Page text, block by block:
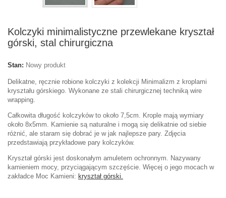
Kolczyki minimalistyczne przewlekane kryształ
górski, stal chirurgiczna
Stan: Nowy produkt
Delikatne, ręcznie robione kolczyki z kolekcji Minimalizm z kroplami
kryształu górskiego. Wykonane ze stali chirurgicznej techniką wire
wrapping.
Całkowita długość kolczyków to około 7,5cm. Krople mają wymiary
około 8x5mm. Kamienie są naturalne i mogą się delikatnie od siebie
różnić, ale staram się dobrać je w jak najlepsze pary. Zdjęcia
przedstawiają przykładowe pary kolczyków.
Kryształ górski jest doskonałym amuletem ochronnym. Nazywany
kamieniem mocy, przyciągającym szczęście. Więcej o jego mocach w
zakładce Moc Kamieni: kryształ górski.